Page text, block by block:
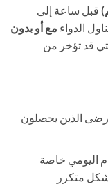
​ قبل ساعة إلى
الدواء مع أو بدون
قد تؤخر من
الذين يحصلون
اليومي خاصة
متكرر